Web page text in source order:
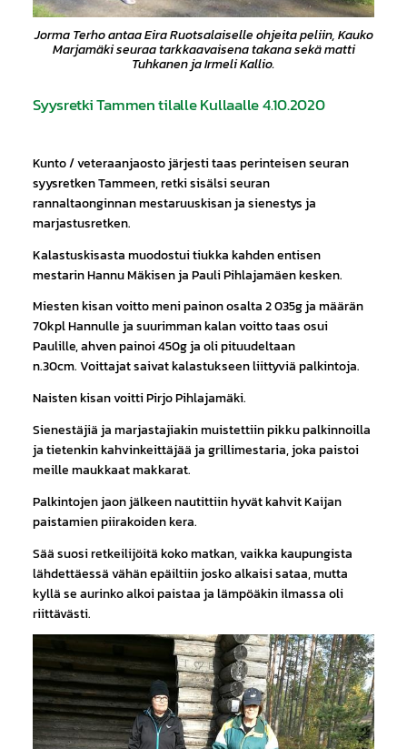
Jorma Terho antaa Eira Ruotsalaiselle ohjeita peliin, Kauko
Marjamäki seuraa tarkkaavaisena takana sekä matti
Tuhkanen ja Irmeli Kallio.
Syysretki Tammen tilalle Kullaalle 4.10.2020
Kunto / veteraanjaosto järjesti taas perinteisen seuran
syysretken Tammeen, retki sisälsi seuran
rannaltaonginnan mestaruuskisan ja sienestys ja
marjastusretken.
Kalastuskisasta muodostui tiukka kahden entisen
mestarin Hannu Mäkisen ja Pauli Pihlajamäen kesken.
Miesten kisan voitto meni painon osalta 2 035g ja määrän
70kpl Hannulle ja suurimman kalan voitto taas osui
Paulille, ahven painoi 450g ja oli pituudeltaan
n.30cm. Voittajat saivat kalastukseen liittyviä palkintoja.
Naisten kisan voitti Pirjo Pihlajamäki.
Sienestäjiä ja marjastajiakin muistettiin pikku palkinnoilla
ja tietenkin kahvinkeittäjää ja grillimestaria, joka paistoi
meille maukkaat makkarat.
Palkintojen jaon jälkeen nautittiin hyvät kahvit Kaijan
paistamien piirakoiden kera.
Sää suosi retkeilijöitä koko matkan, vaikka kaupungista
lähdettäessä vähän epäiltiin josko alkaisi sataa, mutta
kyllä se aurinko alkoi paistaa ja lämpöäkin ilmassa oli
riittävästi.